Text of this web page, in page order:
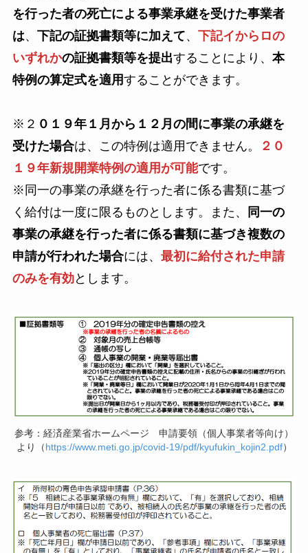
を行った者の死亡による事業承継を受けた事業者
は、 下記の証拠書類等に加えて、 下記イからロの
いずれかの証拠書類等を提出することにより、 本
特例の算定式を適用することができます。
※２ ０１９年１月から１２月の間に事業の承継を
受けた場合は、この特例は適用できません。
２０
１９年新規開業特例の適用が可能です。
※同一の事業の承継を行った者に係る書類に基づ
く給付は一度に限るものとします。また、
同一の
事業の承継を行った者に係る書類に基づき複数の
申請が行われた場合には、 最初に給付された申請
のみを有効とします。
参考：経済産業省ホームページ 申請要領（個人事業者等向け）
より（https://www.meti.go.jp/covid-19/pdf/kyufukin_kojin2.pdf）